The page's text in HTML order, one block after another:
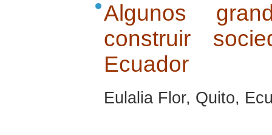
Algunos
construir
Ecuador
Eulalia Flor, Quito,